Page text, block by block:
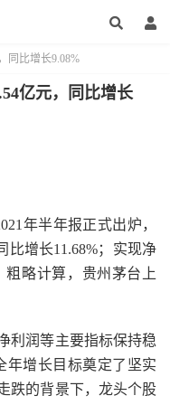
同比增长9.08%
亿元，同比增长
年半年报正式出炉，
比增长11.68%；实现净
粗略计算，贵州茅台上
利润等主要指标保持稳
年增长目标奠定了坚实
跌的背景下，龙头个股